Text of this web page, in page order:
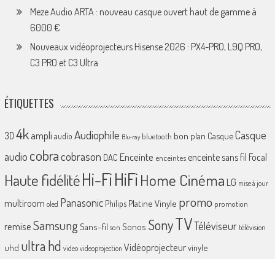
Meze Audio ARTA : nouveau casque ouvert haut de gamme à
6000 €
Nouveaux vidéoprojecteurs Hisense 2026 : PX4-PRO, L9Q PRO,
C3 PRO et C3 Ultra
ÉTIQUETTES
3D 4k ampliaudio Audiophile Blu-ray bluetooth bon plan CasqueCasque
audio cobracobrason DAC Enceinte enceintes enceinte sans fil Focal
Haute fidélitéHi-FiHiFiHome Cinéma LG mise à jour
multiroom oled Panasonic Philips Platine Vinyle promo promotion
remiseSamsungSans-fil son Sonos SonyTVTéléviseur télévision
uhd ultra hd video videoprojection Vidéoprojecteurvinyle